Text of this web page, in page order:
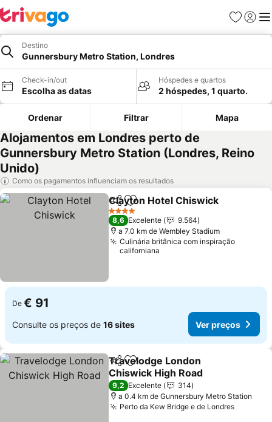
Favoritos
Iniciar
Destino
Gunnersbury Metro Station, Londres
Check-in/out
Escolha as datas
Hóspedes e quartos
2 hóspedes, 1 quarto.
Ordenar Filtrar Mapa
Alojamentos em Londres perto de
Gunnersbury Metro Station (Londres, Reino
Unido)
Como os pagamentos influenciam os resultados
PartilharAdicionar aos favoritos
Clayton Hotel Chiswick
4 Estrelas
8,6 Excelente
9.564
a 7.0 km de Wembley Stadium
Culinária britânica com inspiração
californiana
De € 91
Consulte os preços de 16 sites Ver preços
PartilharAdicionar aos favoritos
Travelodge London
Chiswick High Road
Ver preços
9,2 Excelente
314
a 0.4 km de Gunnersbury Metro Station
Perto da Kew Bridge e de LondresVer